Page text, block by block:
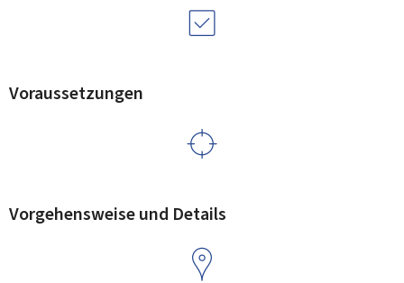
Voraussetzungen
Vorgehensweise und Details